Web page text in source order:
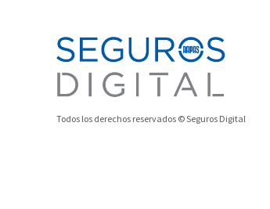
Todos los derechos reservados © Seguros Digital